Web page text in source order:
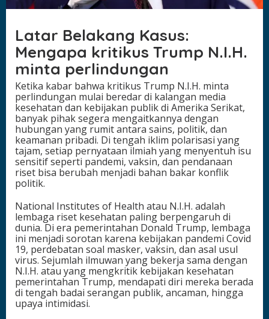
n
a
P
e
i
n
d
u
n
g
a
n
,
h
a
s
i
a
B
o
c
o
Latar Belakang Kasus:
Mengapa kritikus Trump N.I.H.
minta perlindungan
Ketika kabar bahwa kritikus Trump N.I.H. minta
perlindungan mulai beredar di kalangan media
kesehatan dan kebijakan publik di Amerika Serikat,
banyak pihak segera mengaitkannya dengan
hubungan yang rumit antara sains, politik, dan
keamanan pribadi. Di tengah iklim polarisasi yang
tajam, setiap pernyataan ilmiah yang menyentuh isu
sensitif seperti pandemi, vaksin, dan pendanaan
riset bisa berubah menjadi bahan bakar konflik
politik.
National Institutes of Health atau N.I.H. adalah
lembaga riset kesehatan paling berpengaruh di
dunia. Di era pemerintahan Donald Trump, lembaga
ini menjadi sorotan karena kebijakan pandemi Covid
19, perdebatan soal masker, vaksin, dan asal usul
virus. Sejumlah ilmuwan yang bekerja sama dengan
N.I.H. atau yang mengkritik kebijakan kesehatan
pemerintahan Trump, mendapati diri mereka berada
di tengah badai serangan publik, ancaman, hingga
upaya intimidasi.